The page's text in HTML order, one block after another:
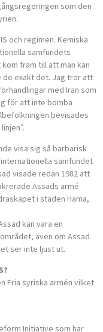
som den
och regimen. Kemiska
samfundets
fram till att man kan
de exakt det. Jag tror att
med Iran som
för att inte bomba
bevisades
visa sig så barbarisk
samfundet
visade redan 1982 att
Assads armé
i staden Hama,
kan vara en
även om Assad
ser inte ljust ut.
Fria syriska armén vilket
Initiative som har